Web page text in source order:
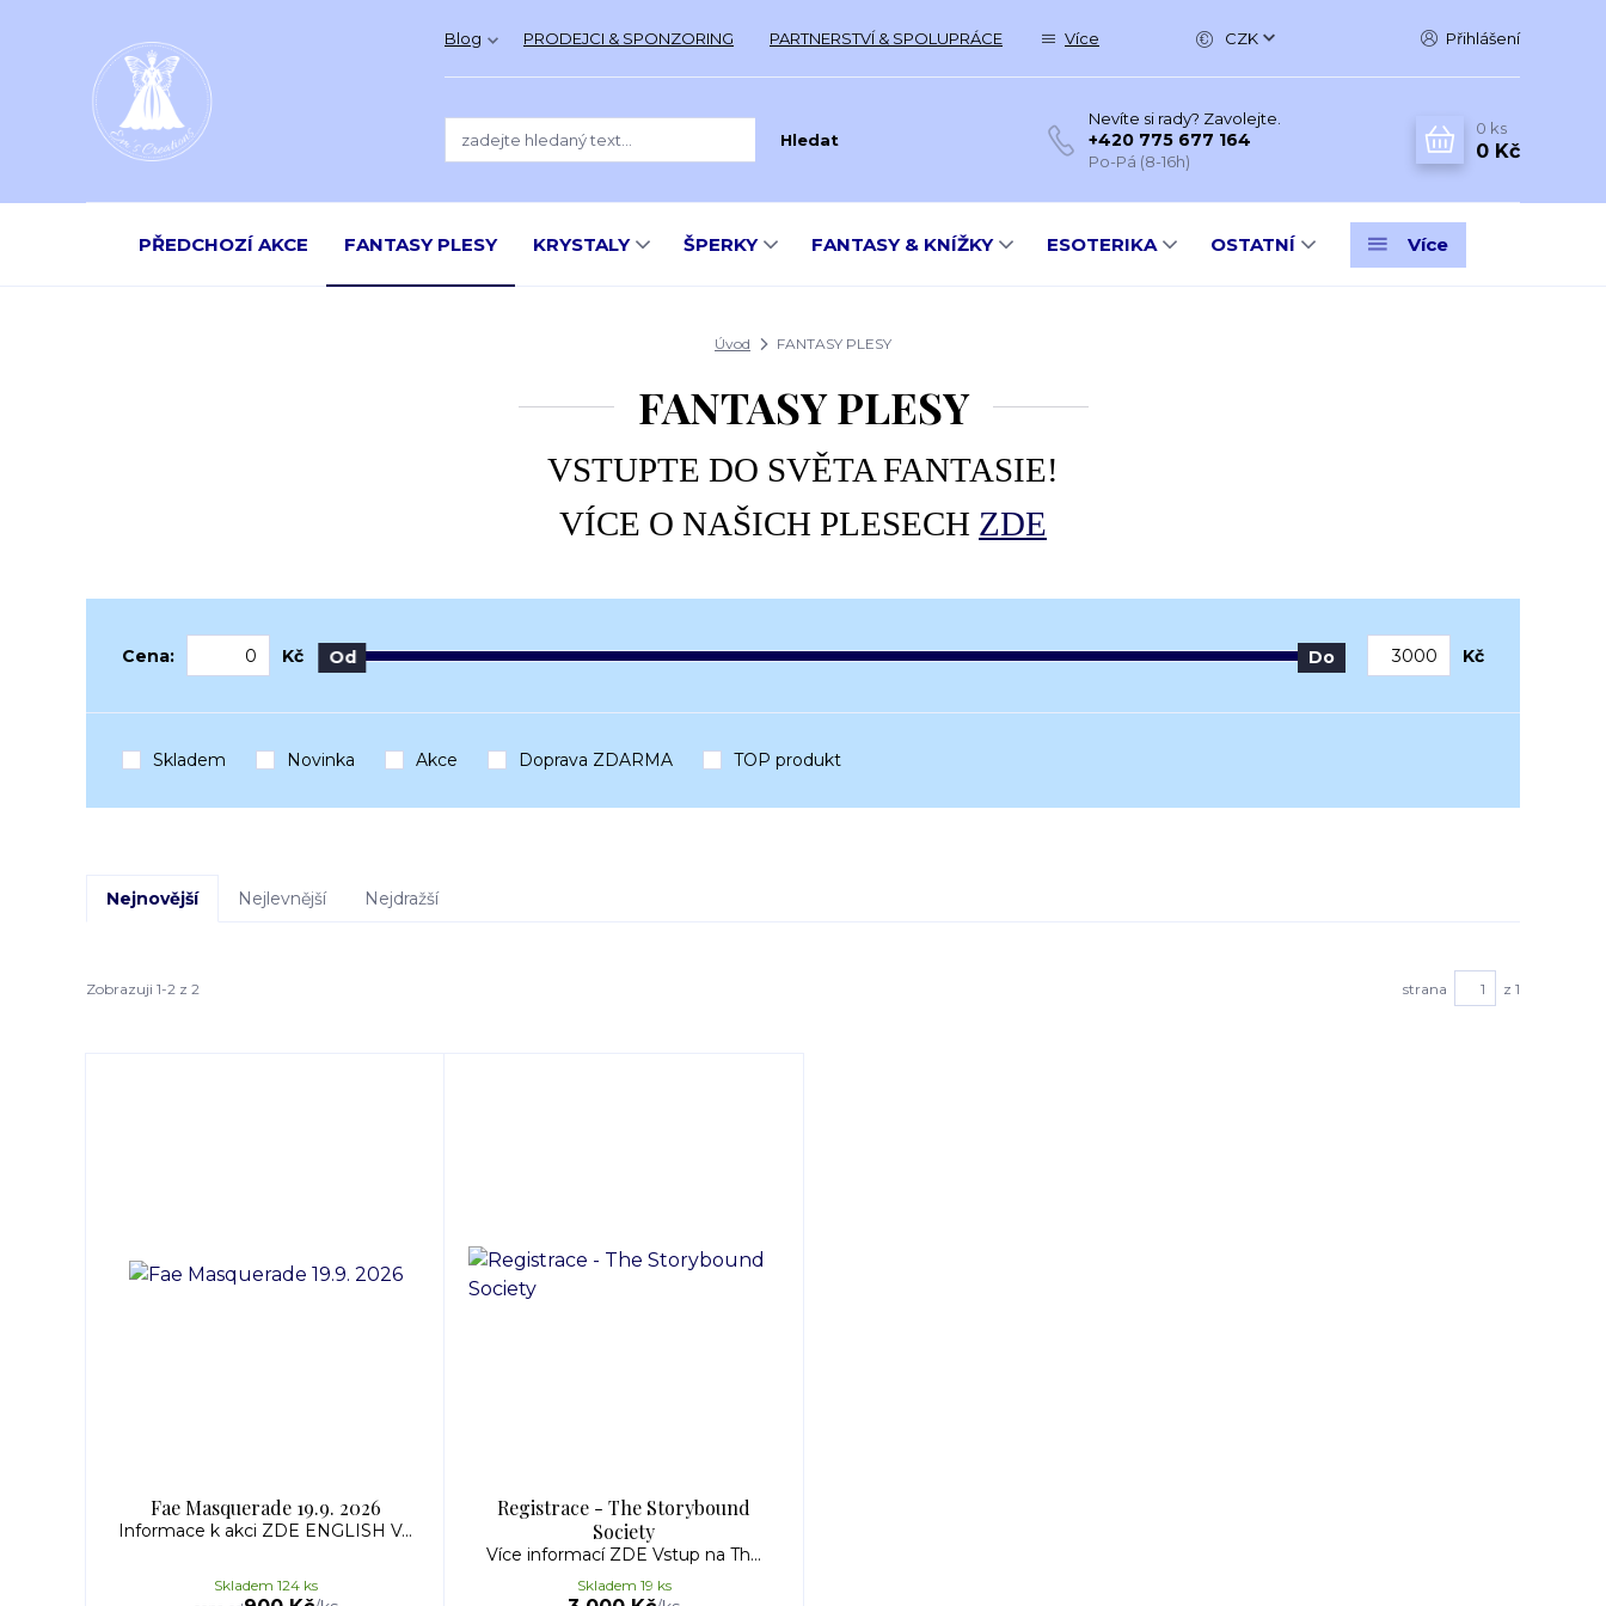
Blog PRODEJCI & SPONZORING PARTNERSTVÍ & SPOLUPRÁCE Více CZK Přihlášení
Hledat
Nevíte si rady? Zavolejte.
+420 775 677 164
Po-Pá (8-16h)
0 ks
0 Kč
PŘEDCHOZÍ AKCE FANTASY PLESY KRYSTALY ŠPERKY FANTASY & KNÍŽKY ESOTERIKA OSTATNÍ Více
Úvod FANTASY PLESY
FANTASY PLESY
VSTUPTE DO SVĚTA FANTASIE!
VÍCE O NAŠICH PLESECH ZDE
Cena: Kč Od Do Kč
Skladem Novinka Akce Doprava ZDARMA TOP produkt
Nejnovější Nejlevnější Nejdražší
Zobrazuji 1-2 z 2 strana z 1
Fae Masquerade 19.9. 2026
Informace k akci ZDE ENGLISH V...
Skladem 124 ks
Registrace - The Storybound
Society
Více informací ZDE Vstup na Th...
Skladem 19 ks